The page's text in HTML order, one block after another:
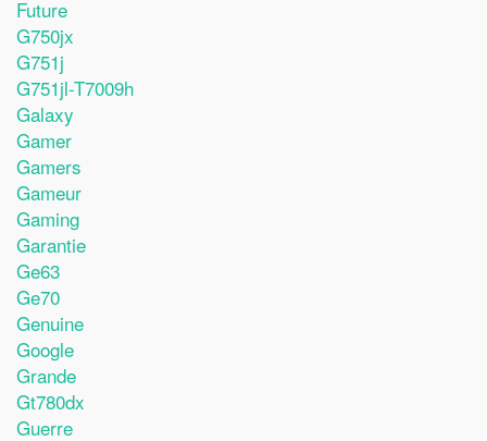
Future
G750jx
G751j
G751jl-T7009h
Galaxy
Gamer
Gamers
Gameur
Gaming
Garantie
Ge63
Ge70
Genuine
Google
Grande
Gt780dx
Guerre